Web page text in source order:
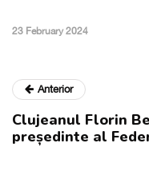
23 February 2024
Anterior
Clujeanul Florin
președinte al